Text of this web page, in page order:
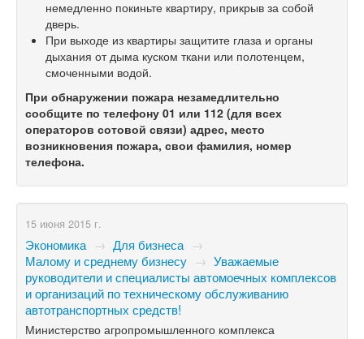
немедленно покиньте квартиру, прикрыв за собой
дверь.
При выходе из квартиры защитите глаза и органы
дыхания от дыма куском ткани или полотенцем,
смоченными водой.
При обнаружении пожара незамедлительно
сообщите по телефону 01 или 112 (для всех
операторов сотовой связи) адрес, место
возникновения пожара, свои фамилия, номер
телефона.
15 июня 2015 г.
Экономика → Для бизнеса →
Малому и среднему бизнесу → Уважаемые
руководители и специалисты автомоечных комплексов
и организаций по техническому обслуживанию
автотранспортных средств!
Министерство агропромышленного комплекса